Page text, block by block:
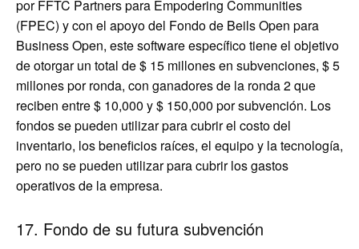
por FFTC Partners para Empodering Communities
(FPEC) y con el apoyo del Fondo de Beils Open para
Business Open, este software específico tiene el objetivo
de otorgar un total de $ 15 millones en subvenciones, $ 5
millones por ronda, con ganadores de la ronda 2 que
reciben entre $ 10,000 y $ 150,000 por subvención. Los
fondos se pueden utilizar para cubrir el costo del
inventario, los beneficios raíces, el equipo y la tecnología,
pero no se pueden utilizar para cubrir los gastos
operativos de la empresa.
17. Fondo de su futura subvención